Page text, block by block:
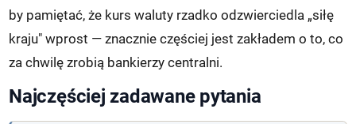
by pamiętać, że kurs waluty rzadko odzwierciedla „siłę
kraju" wprost — znacznie częściej jest zakładem o to, co
za chwilę zrobią bankierzy centralni.
Najczęściej zadawane pytania